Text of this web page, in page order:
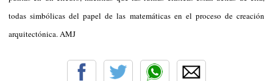
todas simbólicas del papel de las matemáticas en el proceso de creación
arquitectónica. AMJ